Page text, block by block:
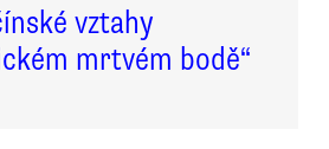
vztahy
mrtvém bodě“